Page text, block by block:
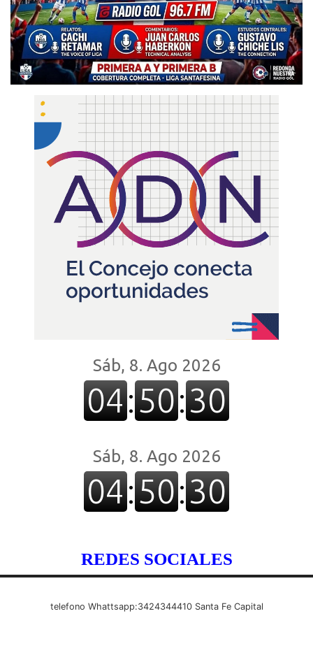
REDES SOCIALES
telefono Whattsapp:3424344410 Santa Fe Capital